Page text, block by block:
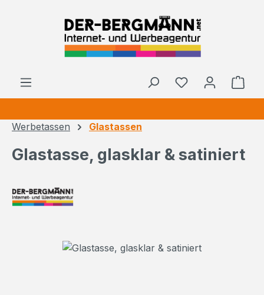
Werbetassen Glastassen
Glastasse, glasklar & satiniert
Bildergalerie überspringen